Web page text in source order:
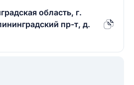
область, г.
пр-т, д.